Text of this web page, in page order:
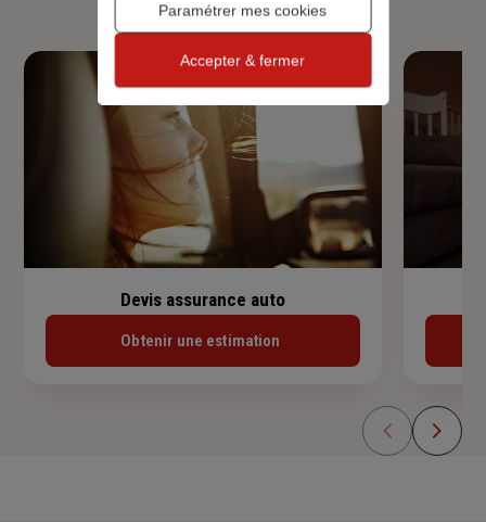
Devis assurance auto
Obtenir une estimation
Paramétrer mes cookies
Accepter & fermer